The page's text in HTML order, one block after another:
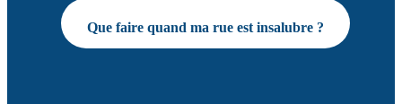
Que faire quand ma rue est insalubre ?